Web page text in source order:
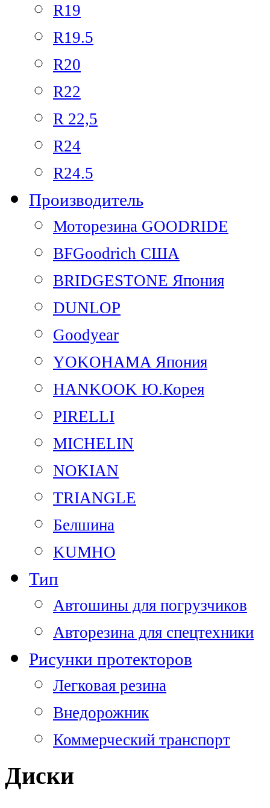
R19
R19.5
R20
R22
R 22,5
R24
R24.5
Производитель
Моторезина GOODRIDE
BFGoodrich США
BRIDGESTONE Япония
DUNLOP
Goodyear
YOKOHAMA Япония
HANKOOK Ю.Корея
PIRELLI
MICHELIN
NOKIAN
TRIANGLE
Белшина
KUMHO
Тип
Автошины для погрузчиков
Авторезина для спецтехники
Рисунки протекторов
Легковая резина
Внедорожник
Коммерческий транспорт
Диски